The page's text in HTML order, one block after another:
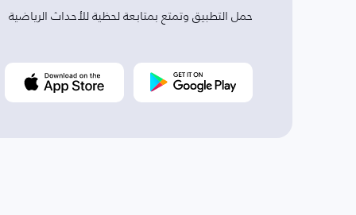
حمل التطبيق وتمتع بمتابعة لحظية للأحداث الرياضية